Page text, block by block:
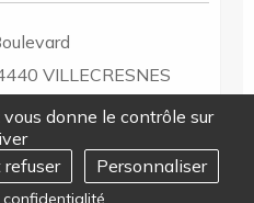
VILLECRESNES
45 95 57 57
transports en commun
Ouvrir
donne le contrôle sur
refuser Personnaliser